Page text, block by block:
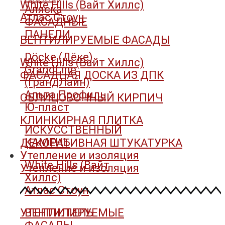
Аляска
ФАСАДНЫЕ
ПАНЕЛИ
Döcke (Дёке)
GrandLine
(ГрандЛайн)
Альта Профиль
Ю-пласт
ИСКУССТВЕННЫЙ
КАМЕНЬ
White Hills (Вайт
Хиллс)
Атлас Стоун
ВЕНТИЛИРУЕМЫЕ
White Hills (Вайт Хиллс)
Атлас Стоун
ВЕНТИЛИРУЕМЫЕ ФАСАДЫ
White Hills (Вайт Хиллс)
ФАСАДНАЯ ДОСКА ИЗ ДПК
ОБЛИЦОВОЧНЫЙ КИРПИЧ
КЛИНКИРНАЯ ПЛИТКА
ДЕКОРАТИВНАЯ ШТУКАТУРКА
Утепление и изоляция
Утепление и изоляция
УТЕПЛИТЕЛЬ